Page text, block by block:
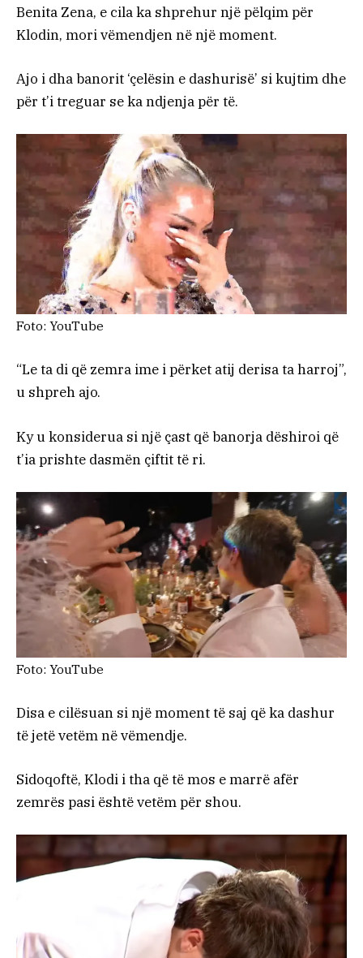
Benita Zena, e cila ka shprehur një pëlqim për
Klodin, mori vëmendjen në një moment.
Ajo i dha banorit ‘çelësin e dashurisë’ si kujtim dhe
për t’i treguar se ka ndjenja për të.
Foto: YouTube
“Le ta di që zemra ime i përket atij derisa ta harroj”,
u shpreh ajo.
Ky u konsiderua si një çast që banorja dëshiroi që
t’ia prishte dasmën çiftit të ri.
Foto: YouTube
Disa e cilësuan si një moment të saj që ka dashur
të jetë vetëm në vëmendje.
Sidoqoftë, Klodi i tha që të mos e marrë afër
zemrës pasi është vetëm për shou.